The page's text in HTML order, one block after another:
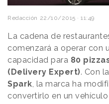
Redacción 22/10/2015 · 11:49
La cadena de
comenzará a operar con
capacidad para 80
(Delivery Expert). Con
Spark, la marca ha
convertirlo en un